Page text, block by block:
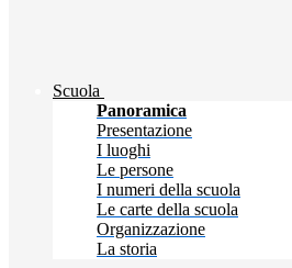
Scuola
Panoramica
Presentazione
I luoghi
Le persone
I numeri della scuola
Le carte della scuola
Organizzazione
La storia